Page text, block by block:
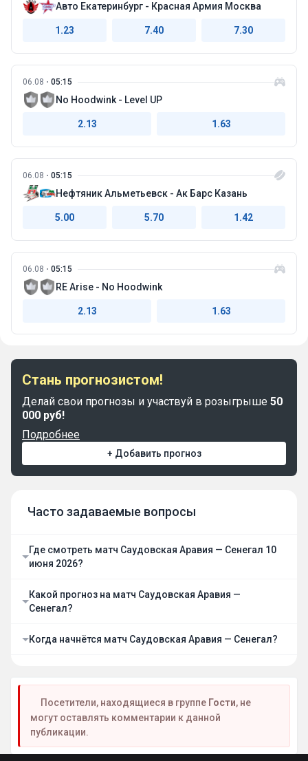
Авто Екатеринбург - Красная Армия Москва
1.23 7.40 7.30
06.08 05:15
No Hoodwink - Level UP
2.13 1.63
06.08 05:15
Нефтяник Альметьевск - Ак Барс Казань
5.00 5.70 1.42
06.08 05:15
RE Arise - No Hoodwink
2.13 1.63
Стань прогнозистом!
Делай свои прогнозы и участвуй в розыгрыше 50
000 руб!
Подробнее
+ Добавить прогноз
Часто задаваемые вопросы
Где смотреть матч Саудовская Аравия — Сенегал 10
июня 2026?
Какой прогноз на матч Саудовская Аравия —
Сенегал?
Когда начнётся матч Саудовская Аравия — Сенегал?
Посетители, находящиеся в группе Гости, не
могут оставлять комментарии к данной
публикации.